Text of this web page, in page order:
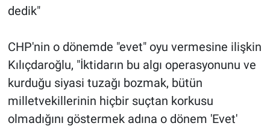
dedik"
CHP'nin o dönemde "evet" oyu vermesine ilişkin
Kılıçdaroğlu, "İktidarın bu algı operasyonunu ve
kurduğu siyasi tuzağı bozmak, bütün
milletvekillerinin hiçbir suçtan korkusu
olmadığını göstermek adına o dönem 'Evet'